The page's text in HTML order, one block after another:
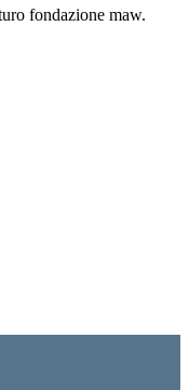
fondazione maw.